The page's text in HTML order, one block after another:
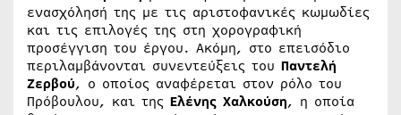
ενασχόλησή της με τις αριστοφανικές κωμωδίες
και τις επιλογές της στη χορογραφική
προσέγγιση του έργου. Ακόμη, στο επεισόδιο
περιλαμβάνονται συνεντεύξεις του Παντελή
Ζερβού, ο οποίος αναφέρεται στον ρόλο του
Πρόβουλου, και της Ελένης Χαλκούση, η οποία